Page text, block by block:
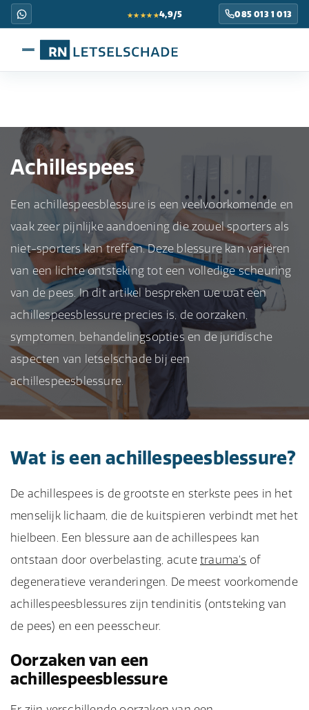
★★★★★4,9/5 085 013 1 013
Achillespees
Een achillespeesblessure is een veelvoorkomende en
vaak zeer pijnlijke aandoening die zowel sporters als
niet-sporters kan treffen. Deze blessure kan variëren
van een lichte ontsteking tot een volledige scheuring
van de pees. In dit artikel bespreken we wat een
achillespeesblessure precies is, de oorzaken,
symptomen, behandelingsopties en de juridische
aspecten van letselschade bij een
achillespeesblessure.
Wat is een achillespeesblessure?
De achillespees is de grootste en sterkste pees in het
menselijk lichaam, die de kuitspieren verbindt met het
hielbeen. Een blessure aan de achillespees kan
ontstaan door overbelasting, acute trauma's of
degeneratieve veranderingen. De meest voorkomende
achillespeesblessures zijn tendinitis (ontsteking van
de pees) en een peesscheur.
Oorzaken van een
achillespeesblessure